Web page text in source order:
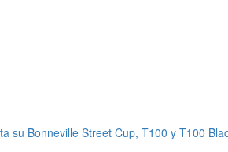
su Bonneville Street Cup, T100 y T100